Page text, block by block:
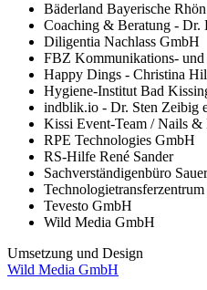
Bäderland Bayerische
Coaching & Beratung - Dr.
Diligentia Nachlass GmbH
FBZ Kommunikations-
Happy Dings - Christina
Hygiene-Institut Bad
indblik.io - Dr. Sten Zeibig
Kissi Event-Team / Nails &
RPE Technologies GmbH
RS-Hilfe René Sander
Sachverständigenbüro Sauer
Tevesto GmbH
Wild Media GmbH
Umsetzung und Design
Wild Media GmbH